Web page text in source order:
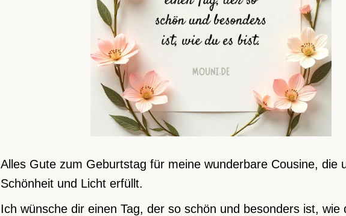
Alles Gute zum Geburtstag für meine wunderbare Cousine, die
Schönheit und Licht erfüllt.
Ich wünsche dir einen Tag, der so schön und besonders ist, wie